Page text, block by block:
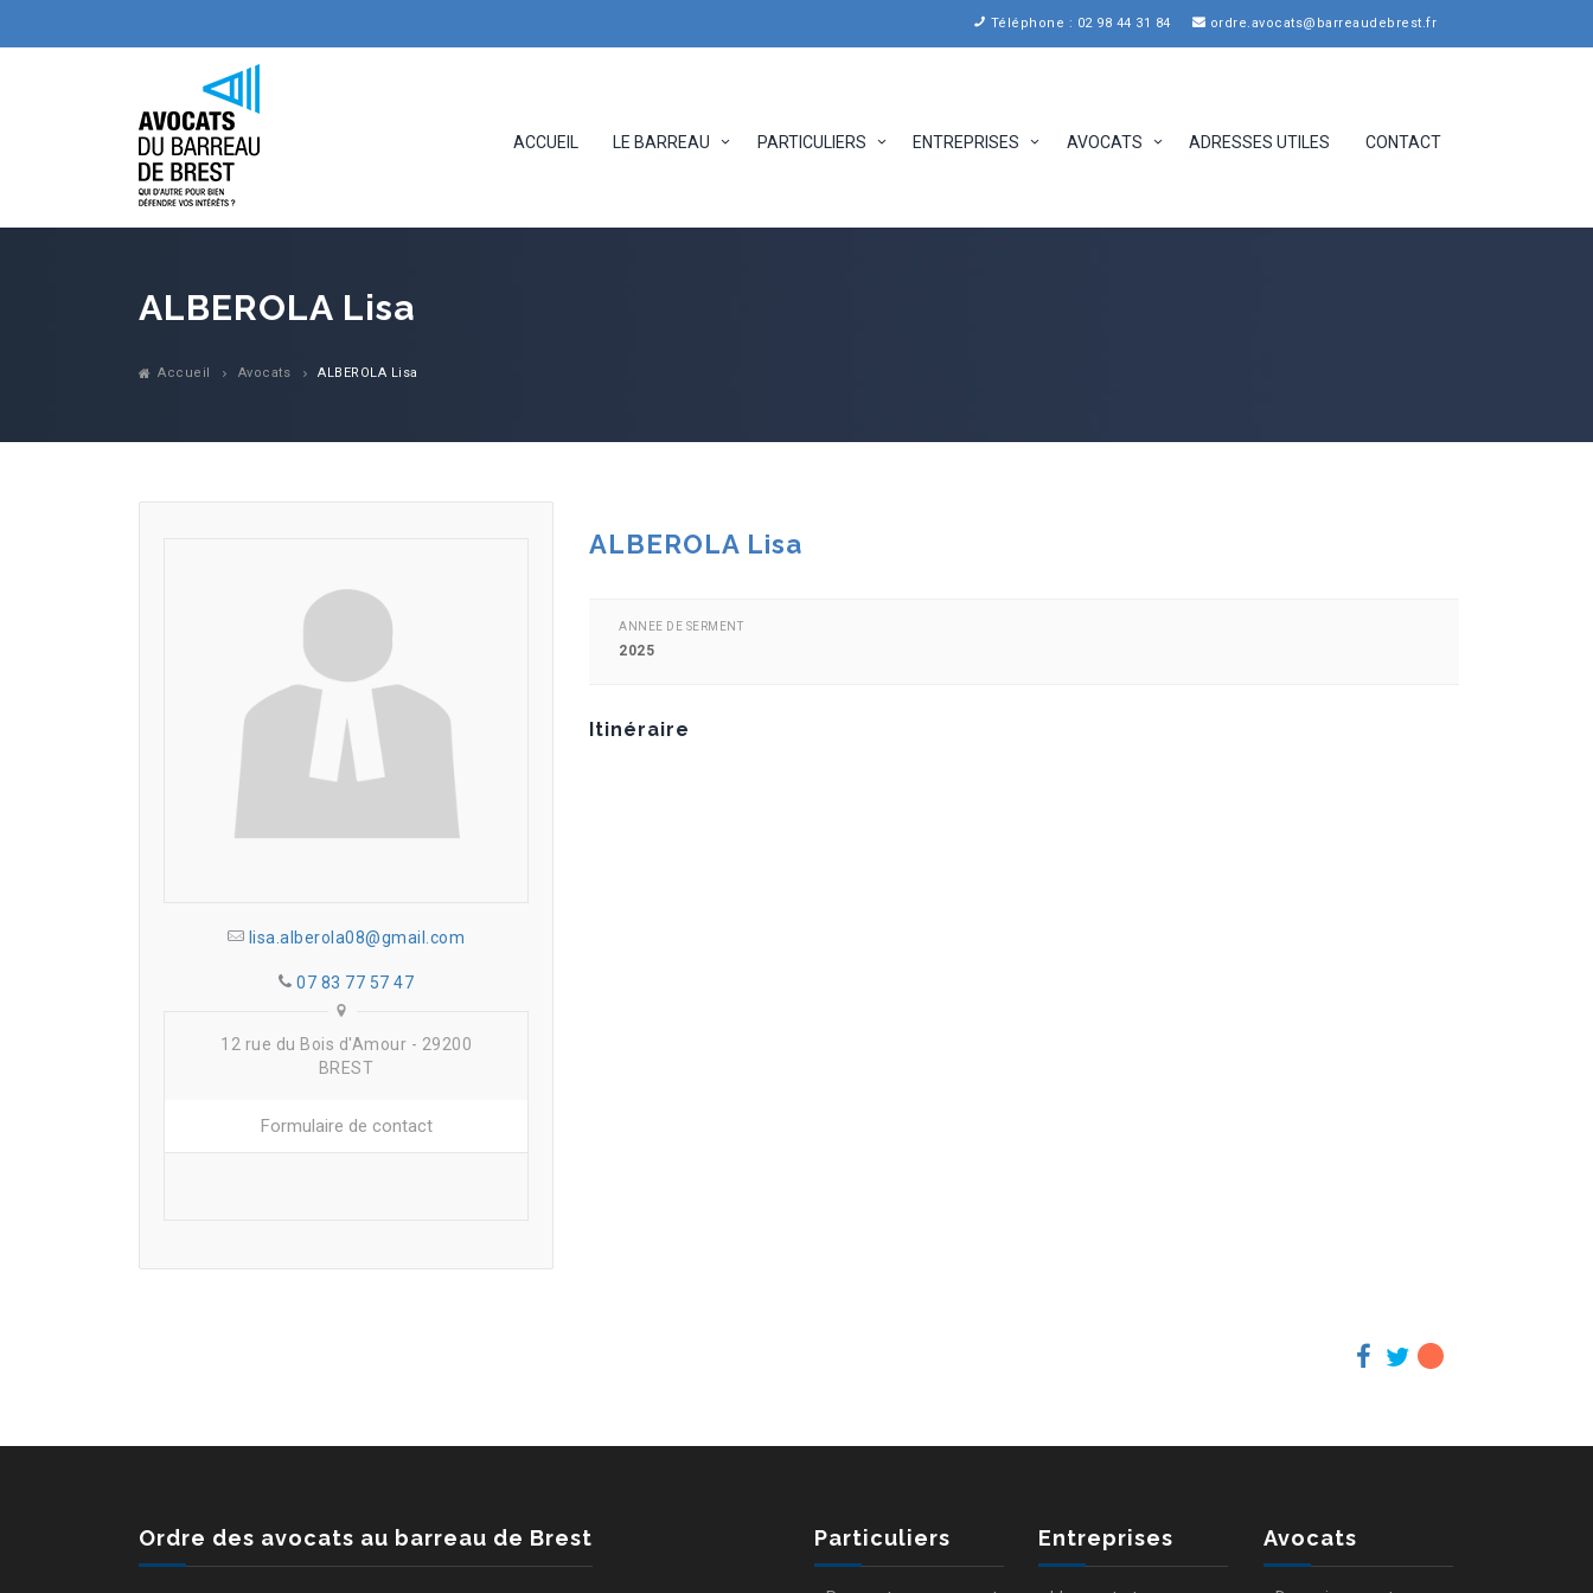
_
Téléphone : 02 98 44 31 84 ordre.avocats@barreaudebrest.fr
ACCUEIL LE BARREAU PARTICULIERS ENTREPRISES AVOCATS ADRESSES UTILES CONTACT
ALBEROLA Lisa
Accueil Avocats ALBEROLA Lisa
lisa.alberola08@gmail.com
07 83 77 57 47
12 rue du Bois d'Amour - 29200
BREST
Formulaire de contact
ALBEROLA Lisa
ANNEE DE SERMENT
2025
Itinéraire
Ordre des avocats au barreau de Brest Particuliers Entreprises Avocats